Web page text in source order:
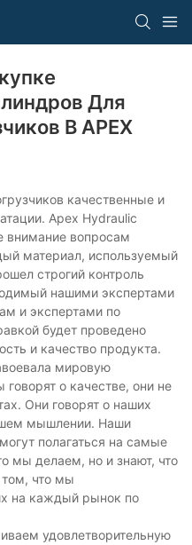
Для
В APEX
качественные и
Apex Hydraulic
внимание вопросам
материал, используемый
строгий контроль
нашими экспертами
и экспертами по
будет проведено
и качество продукта.
мировую
о качестве, они не
Они говорят о наших
мышлении. Наши
полагаться на самые
мы делаем, но и знают, что
том, что мы
на каждый рынок по
удовлетворительную